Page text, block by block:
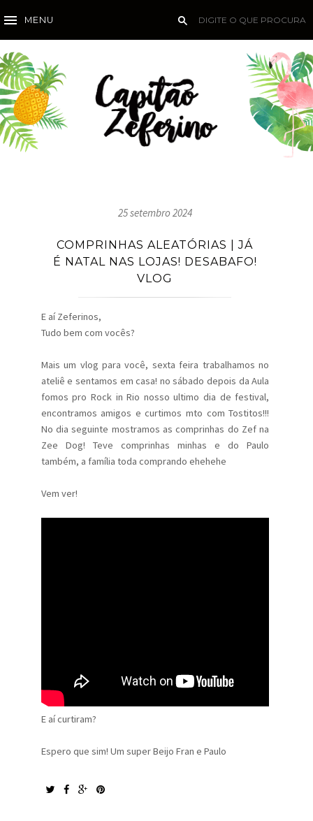
MENU
25 setembro 2024
COMPRINHAS ALEATÓRIAS | JÁ
É NATAL NAS LOJAS! DESABAFO!
VLOG
E aí Zeferinos,
Tudo bem com vocês?
Mais um vlog para você, sexta feira trabalhamos no
ateliê e sentamos em casa! no sábado depois da Aula
fomos pro Rock in Rio nosso ultimo dia de festival,
encontramos amigos e curtimos mto com Tostitos!!!
No dia seguinte mostramos as comprinhas do Zef na
Zee Dog! Teve comprinhas minhas e do Paulo
também, a família toda comprando ehehehe
Vem ver!
E aí curtiram?
Espero que sim! Um super Beijo Fran e Paulo